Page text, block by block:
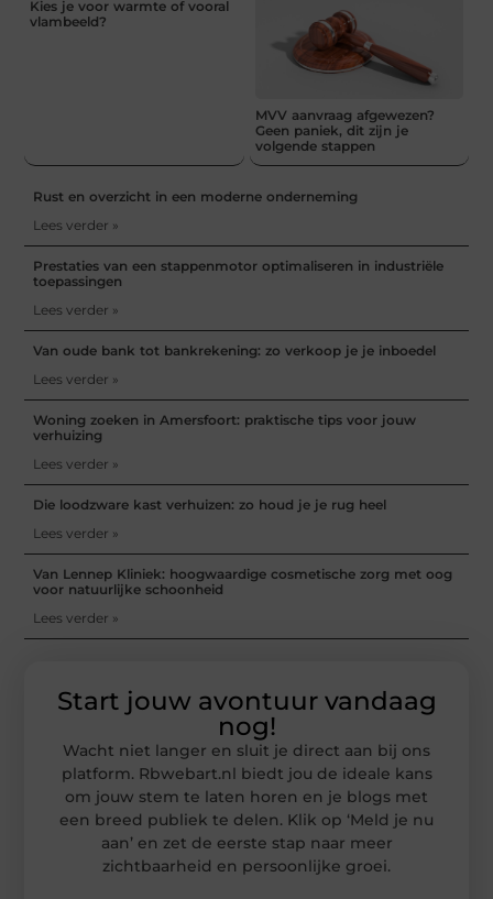
Kies je voor warmte of vooral
vlambeeld?
MVV aanvraag afgewezen?
Geen paniek, dit zijn je
volgende stappen
Rust en overzicht in een moderne onderneming
Lees verder »
Prestaties van een stappenmotor optimaliseren in industriële
toepassingen
Lees verder »
Van oude bank tot bankrekening: zo verkoop je je inboedel
Lees verder »
Woning zoeken in Amersfoort: praktische tips voor jouw
verhuizing
Lees verder »
Die loodzware kast verhuizen: zo houd je je rug heel
Lees verder »
Van Lennep Kliniek: hoogwaardige cosmetische zorg met oog
voor natuurlijke schoonheid
Lees verder »
Start jouw avontuur vandaag
nog!
Wacht niet langer en sluit je direct aan bij ons
platform. Rbwebart.nl biedt jou de ideale kans
om jouw stem te laten horen en je blogs met
een breed publiek te delen. Klik op ‘Meld je nu
aan’ en zet de eerste stap naar meer
zichtbaarheid en persoonlijke groei.